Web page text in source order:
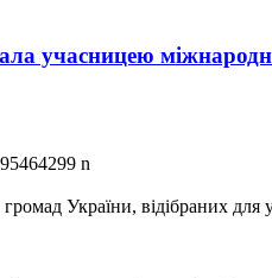
учасницею
України, відібраних